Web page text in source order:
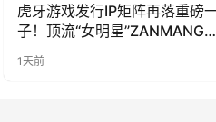
虎牙游戏发行IP矩阵再落重磅
子！顶流“女明星”ZANMANG
奇遇》惊喜曝光
1天前